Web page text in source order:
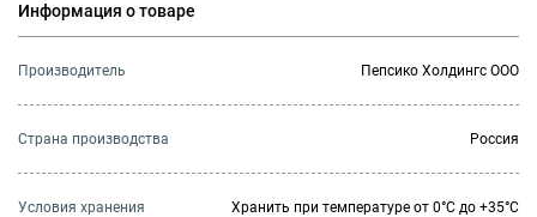
Информация о товаре
Производитель Пепсико Холдингс ООО
Страна производства Россия
Условия хранения Хранить при температуре от 0°С до +35°С